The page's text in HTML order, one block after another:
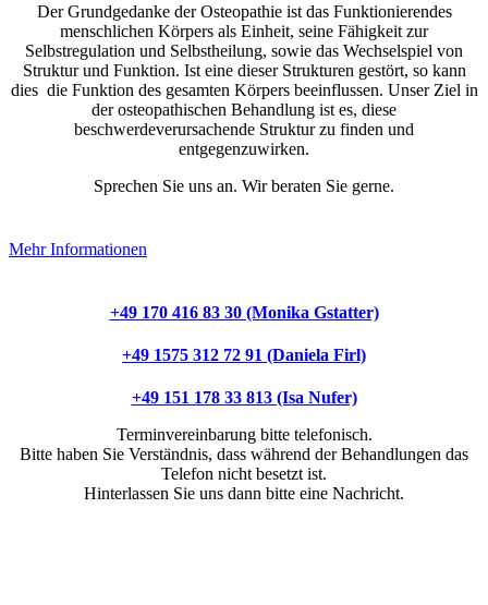
Der Grundgedanke der Osteopathie ist das Funktionierendes
menschlichen Körpers als Einheit, seine Fähigkeit zur
Selbstregulation und Selbstheilung, sowie das Wechselspiel von
Struktur und Funktion. Ist eine dieser Strukturen gestört, so kann
dies die Funktion des gesamten Körpers beeinflussen. Unser Ziel in
der osteopathischen Behandlung ist es, diese
beschwerdeverursachende Struktur zu finden und
entgegenzuwirken.
Sprechen Sie uns an. Wir beraten Sie gerne.
Mehr Informationen
+49 170 416 83 30 (Monika Gstatter)
+49 1575 312 72 91 (Daniela Firl)
+49 151 178 33 813 (Isa Nufer)
Terminvereinbarung bitte telefonisch.
Bitte haben Sie Verständnis, dass während der Behandlungen das
Telefon nicht besetzt ist.
Hinterlassen Sie uns dann bitte eine Nachricht.